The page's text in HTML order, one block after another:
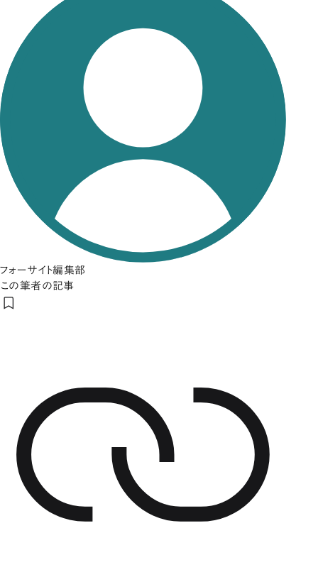
フォーサイト編集部
この筆者の記事